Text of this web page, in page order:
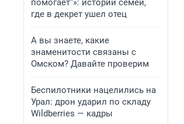
помогает“»: истории семей,
где в декрет ушел отец
А вы знаете, какие
знаменитости связаны с
Омском? Давайте проверим
Беспилотники нацелились на
Урал: дрон ударил по складу
Wildberries — кадры